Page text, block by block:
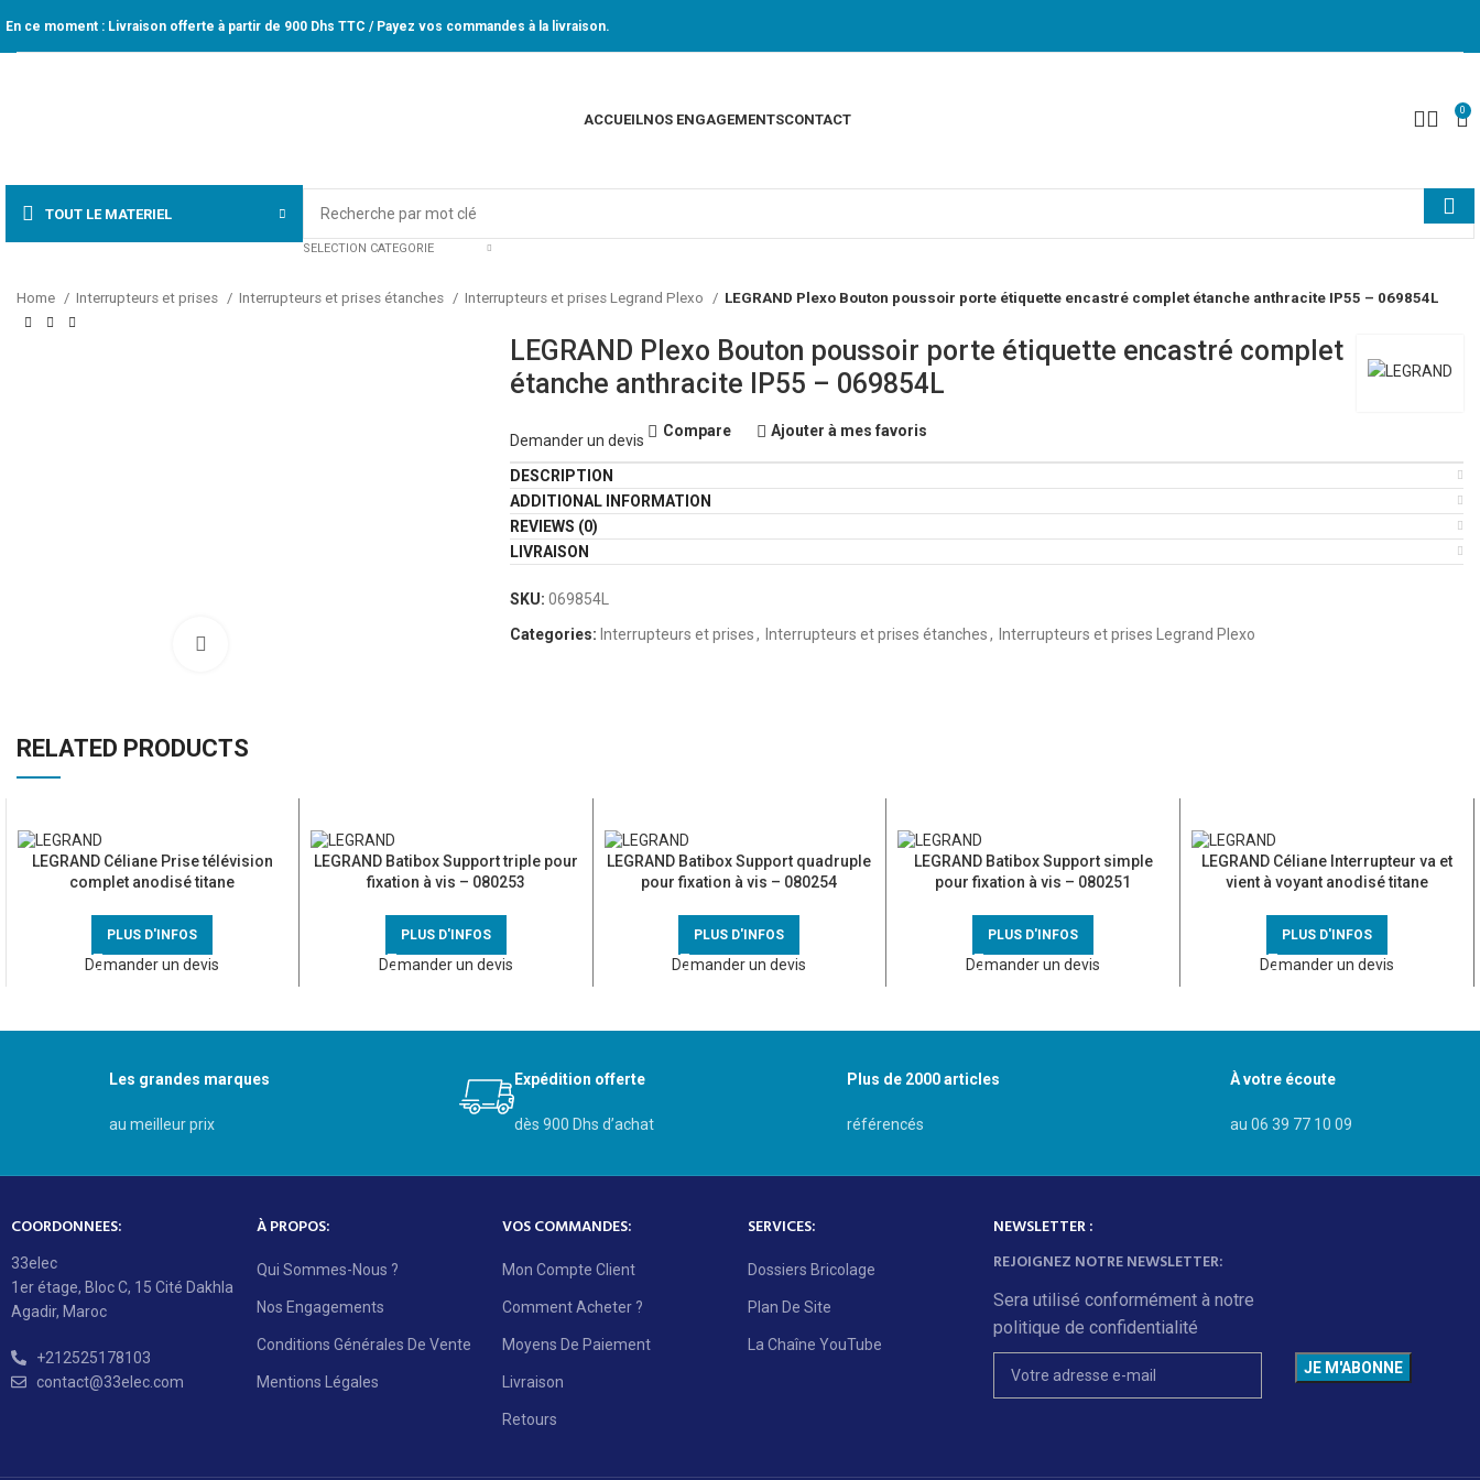
En ce moment : Livraison offerte à partir de 900 Dhs TTC / Payez vos commandes à la livraison.
ACCUEILNOS ENGAGEMENTSCONTACT
0
TOUT LE MATERIEL
SELECTION CATEGORIE
Home Interrupteurs et prises Interrupteurs et prises étanches Interrupteurs et prises Legrand Plexo LEGRAND Plexo Bouton poussoir porte étiquette encastré complet étanche anthracite IP55 – 069854L
LEGRAND Plexo Bouton poussoir porte étiquette encastré complet
étanche anthracite IP55 – 069854L
Demander un devis
Compare Ajouter à mes favoris
DESCRIPTION
ADDITIONAL INFORMATION
REVIEWS (0)
LIVRAISON
SKU: 069854L
Categories: Interrupteurs et prises, Interrupteurs et prises étanches, Interrupteurs et prises Legrand Plexo
RELATED PRODUCTS
LEGRAND Céliane Prise télévision
complet anodisé titane
PLUS D'INFOS
Demander un devis
LEGRAND Batibox Support triple pour
fixation à vis – 080253
PLUS D'INFOS
Demander un devis
LEGRAND Batibox Support quadruple
pour fixation à vis – 080254
PLUS D'INFOS
Demander un devis
LEGRAND Batibox Support simple
pour fixation à vis – 080251
PLUS D'INFOS
Demander un devis
LEGRAND Céliane Interrupteur va et
vient à voyant anodisé titane
PLUS D'INFOS
Demander un devis
Les grandes marques
au meilleur prix
Expédition offerte
dès 900 Dhs d’achat
Plus de 2000 articles
référencés
À votre écoute
au 06 39 77 10 09
COORDONNEES:
33elec
1er étage, Bloc C, 15 Cité Dakhla
Agadir, Maroc
+212525178103
contact@33elec.com
À PROPOS:
Qui Sommes-Nous ?
Nos Engagements
Conditions Générales De Vente
Mentions Légales
VOS COMMANDES:
Mon Compte Client
Comment Acheter ?
Moyens De Paiement
Livraison
Retours
SERVICES:
Dossiers Bricolage
Plan De Site
La Chaîne YouTube
NEWSLETTER :
REJOIGNEZ NOTRE NEWSLETTER:
Sera utilisé conformément à notre
politique de confidentialité